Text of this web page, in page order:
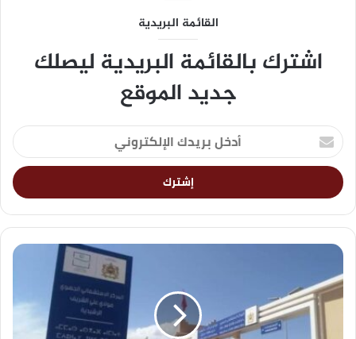
القائمة البريدية
اشترك بالقائمة البريدية ليصلك
جديد الموقع